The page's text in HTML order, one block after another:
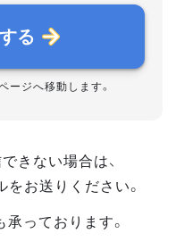
る
ージへ移動します。
きない場合は、
をお送りください。
っております。